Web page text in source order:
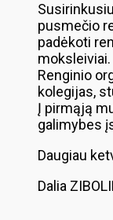
pusmečio
padėkoti
moksleiviai.
Renginio
kolegijas,
Į pirmąją
galimybes
Daugiau
Dalia